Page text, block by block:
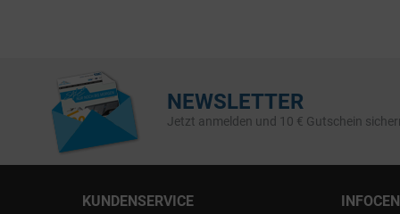
NEWSLETTER
Jetzt anmelden und 10 € Gutschein
KUNDENSERVICE